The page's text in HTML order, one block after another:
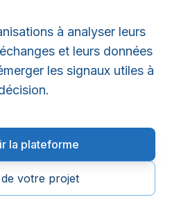
à analyser leurs
et leurs données
les signaux utiles à
la plateforme
votre projet